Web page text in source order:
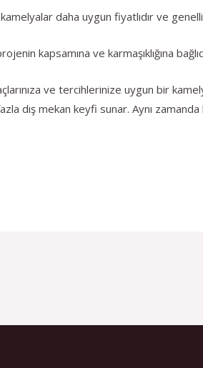
daha uygun fiyatlıdır ve
kapsamına ve karmaşıklığına
ve tercihlerinize uygun bir
dış mekan keyfi sunar. Aynı